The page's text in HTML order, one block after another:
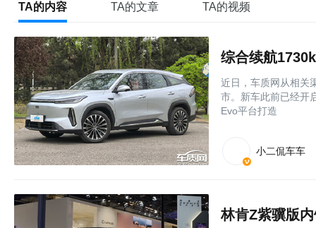
TA的内容 TA的文章 TA的视频
综合续航
近日，车质网从相关
市。新车此前已经
Evo平台打造
小二侃车车
林肯Z紫骥版